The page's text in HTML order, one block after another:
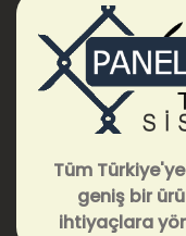
Tüm
geniş bir
ihtiyaçlara